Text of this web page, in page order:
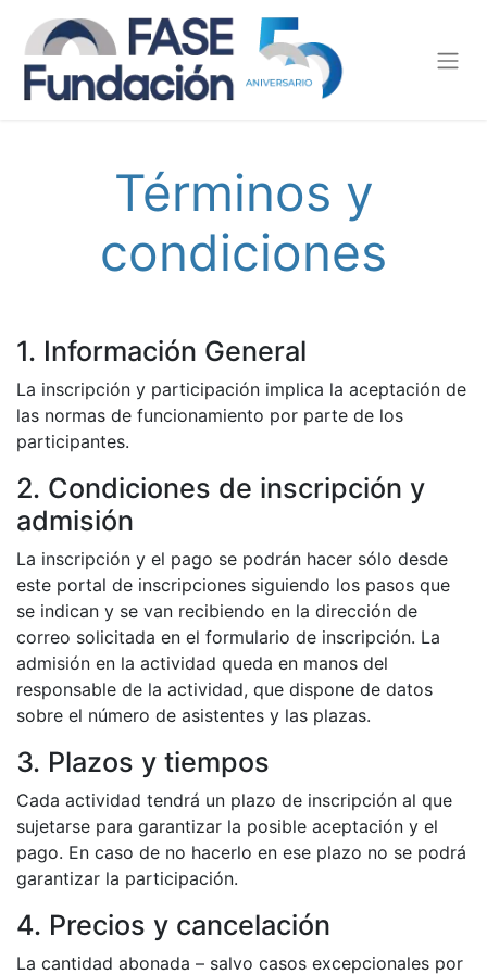
Términos y
condiciones
1. Información General
La inscripción y participación implica la aceptación de
las normas de funcionamiento por parte de los
participantes.
2. Condiciones de inscripción y
admisión
La inscripción y el pago se podrán hacer sólo desde
este portal de inscripciones siguiendo los pasos que
se indican y se van recibiendo en la dirección de
correo solicitada en el formulario de inscripción. La
admisión en la actividad queda en manos del
responsable de la actividad, que dispone de datos
sobre el número de asistentes y las plazas.
3. Plazos y tiempos
Cada actividad tendrá un plazo de inscripción al que
sujetarse para garantizar la posible aceptación y el
pago. En caso de no hacerlo en ese plazo no se podrá
garantizar la participación.
4. Precios y cancelación
La cantidad abonada – salvo casos excepcionales por